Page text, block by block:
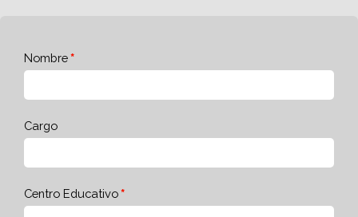
Nombre
Cargo
Centro Educativo